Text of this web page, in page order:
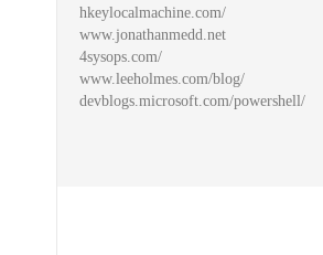
hkeylocalmachine.com/
www.jonathanmedd.net
4sysops.com/
www.leeholmes.com/blog/
devblogs.microsoft.com/powershell/